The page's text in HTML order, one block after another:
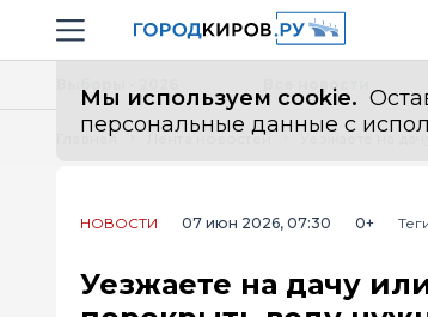
Навигация сайта
Мы используем cookie.
персональные данные с
Все новости
Главная Лента новостей
НОВОСТИ 07 июн 2026, 07:30 0+
Уезжаете на дачу